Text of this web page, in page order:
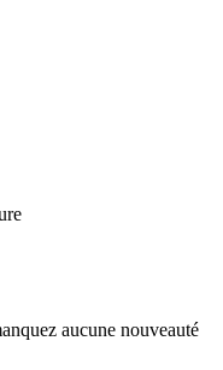
aucune nouveauté